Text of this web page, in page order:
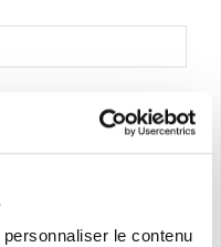
le contenu